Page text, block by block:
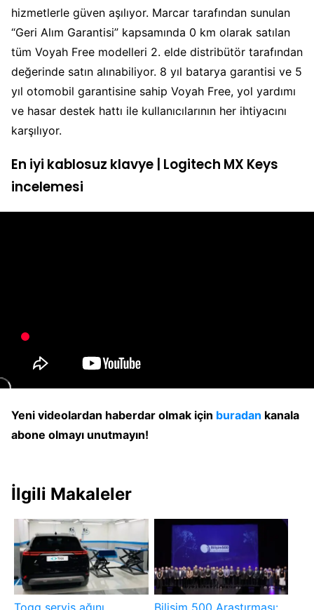
hizmetlerle güven aşılıyor. Marcar tarafından sunulan
“Geri Alım Garantisi” kapsamında 0 km olarak satılan
tüm Voyah Free modelleri 2. elde distribütör tarafından
değerinde satın alınabiliyor. 8 yıl batarya garantisi ve 5
yıl otomobil garantisine sahip Voyah Free, yol yardımı
ve hasar destek hattı ile kullanıcılarının her ihtiyacını
karşılıyor.
En iyi kablosuz klavye | Logitech MX Keys
incelemesi
Yeni videolardan haberdar olmak için buradan kanala
abone olmayı unutmayın!
İlgili Makaleler
Togg servis ağını Bilişim 500 Araştırması: